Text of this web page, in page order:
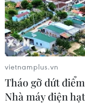
Giáo hoàng Francis
tất cả những gì có
riêng và Trung Đông
vietnamplus.vn
Tháo gỡ dứt
Nhà máy điện